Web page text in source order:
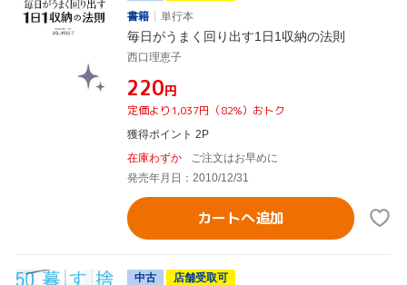
書籍
単行本
毎日がうまく回り出す1日1収納の法則
西口理恵子
¥220円
定価より1,037円（82%）おトク
獲得ポイント 2P
在庫わずか
ご注文はお早めに
発売年月日：2010/12/31
カートへ追加
中古
店舗受取可